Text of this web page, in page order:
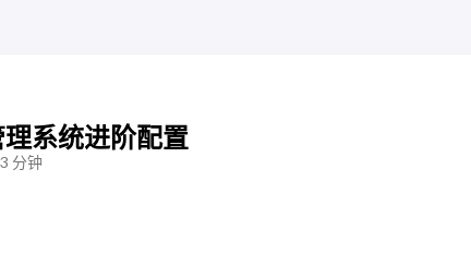
系统进阶配置
分钟